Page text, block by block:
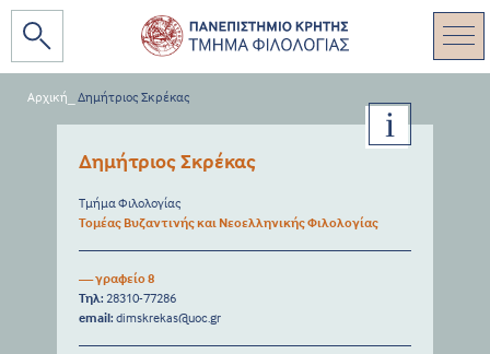
Αρχική Δημήτριος Σκρέκας
Δημήτριος Σκρέκας
Τμήμα Φιλολογίας
Τομέας Βυζαντινής και Νεοελληνικής Φιλολογίας
— γραφείο 8
Τηλ: 28310-77286
email: dimskrekas@uoc.gr